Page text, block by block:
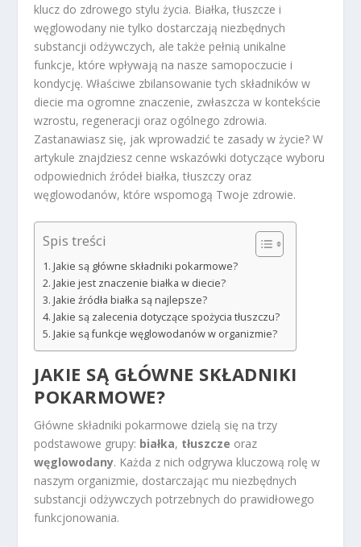
klucz do zdrowego stylu życia. Białka, tłuszcze i
węglowodany nie tylko dostarczają niezbędnych
substancji odżywczych, ale także pełnią unikalne
funkcje, które wpływają na nasze samopoczucie i
kondycję. Właściwe zbilansowanie tych składników w
diecie ma ogromne znaczenie, zwłaszcza w kontekście
wzrostu, regeneracji oraz ogólnego zdrowia.
Zastanawiasz się, jak wprowadzić te zasady w życie? W
artykule znajdziesz cenne wskazówki dotyczące wyboru
odpowiednich źródeł białka, tłuszczy oraz
węglowodanów, które wspomogą Twoje zdrowie.
Spis treści
Jakie są główne składniki pokarmowe?
Jakie jest znaczenie białka w diecie?
Jakie źródła białka są najlepsze?
Jakie są zalecenia dotyczące spożycia tłuszczu?
Jakie są funkcje węglowodanów w organizmie?
JAKIE SĄ GŁÓWNE SKŁADNIKI
POKARMOWE?
Główne składniki pokarmowe dzielą się na trzy
podstawowe grupy: białka, tłuszcze oraz
węglowodany. Każda z nich odgrywa kluczową rolę w
naszym organizmie, dostarczając mu niezbędnych
substancji odżywczych potrzebnych do prawidłowego
funkcjonowania.